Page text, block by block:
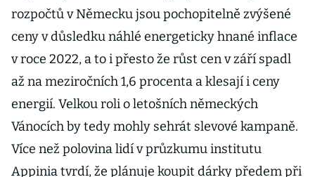
rozpočtů v Německu jsou pochopitelně zvýšené
ceny v důsledku náhlé energeticky hnané inflace
v roce 2022, a to i přesto že růst cen v září spadl
až na meziročních 1,6 procenta a klesají i ceny
energií. Velkou roli o letošních německých
Vánocích by tedy mohly sehrát slevové kampaně.
Více než polovina lidí v průzkumu institutu
Appinia tvrdí, že plánuje koupit dárky předem při